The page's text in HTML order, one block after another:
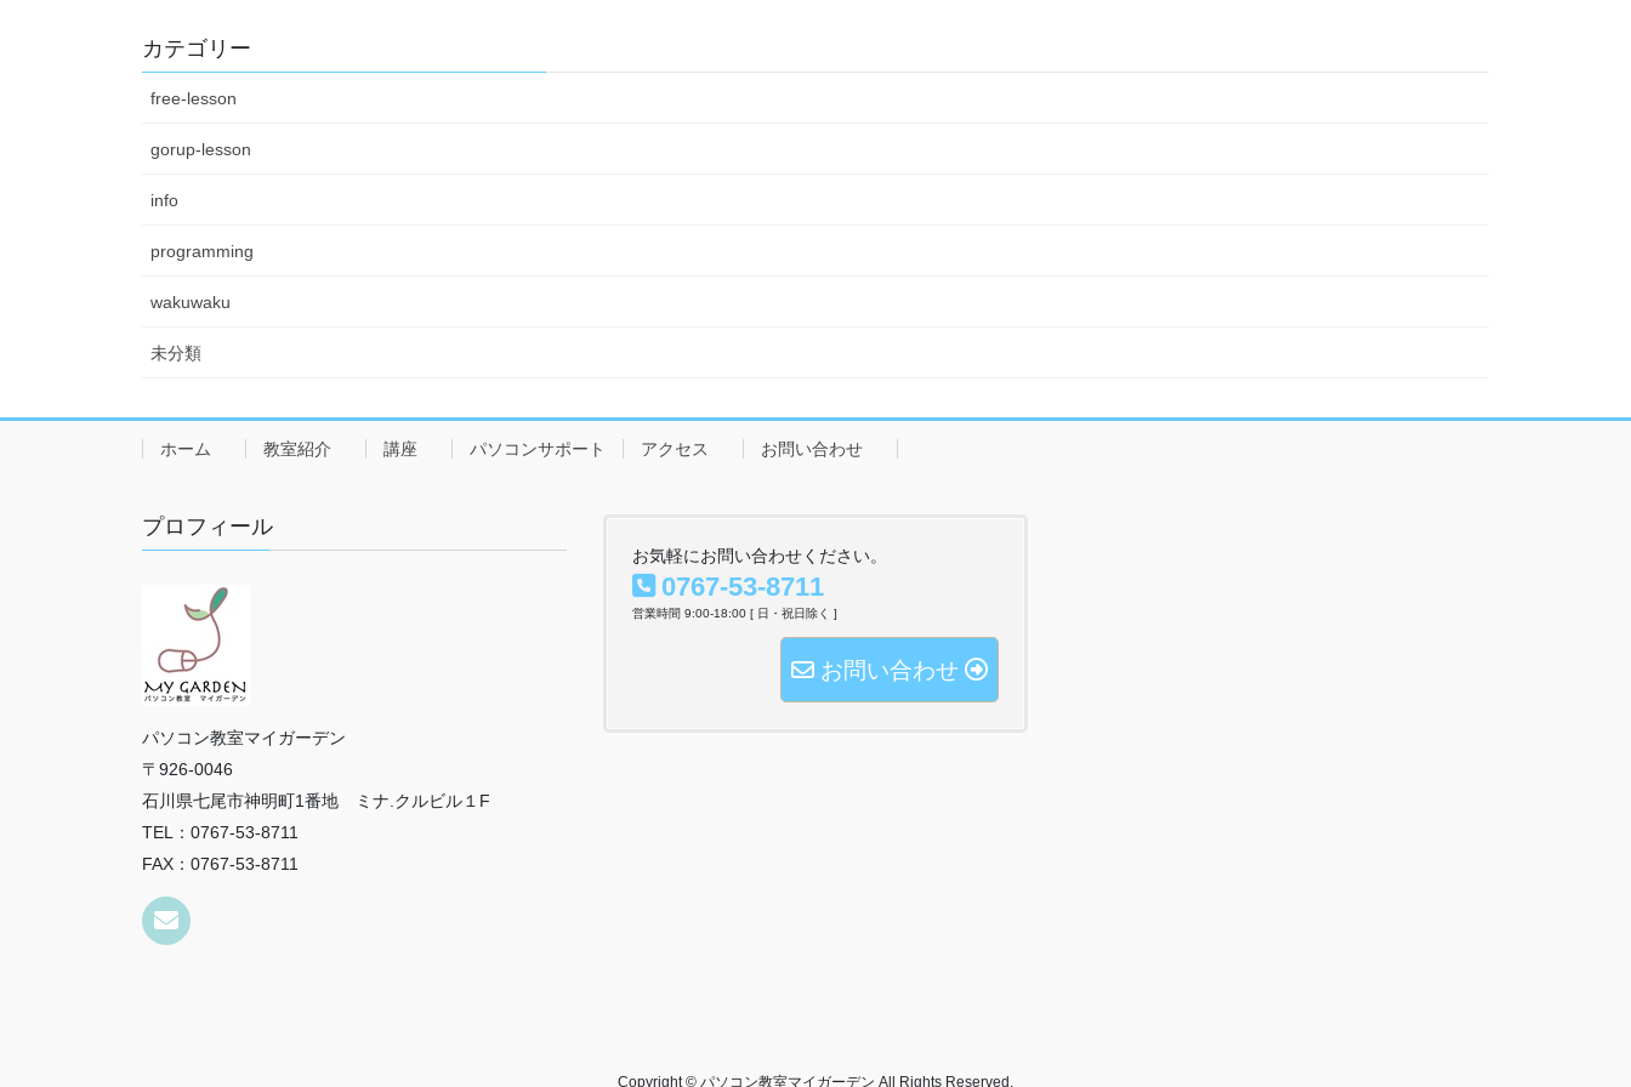
カテゴリー
free-lesson
gorup-lesson
info
programming
wakuwaku
未分類
ホーム 教室紹介 講座 パソコンサポート アクセス お問い合わせ
プロフィール
パソコン教室マイガーデン
〒926-0046
石川県七尾市神明町1番地 ミナ.クルビル１F
TEL：0767-53-8711
FAX：0767-53-8711
お気軽にお問い合わせください。
0767-53-8711
営業時間 9:00-18:00 [ 日・祝日除く ]
お問い合わせ
Copyright © パソコン教室マイガーデン All Rights Reserved.